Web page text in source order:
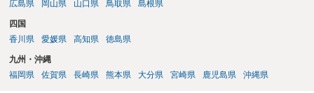
広島県
岡山県 山口県 鳥取県 島根県
四国
香川県
愛媛県 高知県 徳島県
九州・沖縄
福岡県
佐賀県 長崎県 熊本県 大分県 宮崎県 鹿児島県 沖縄県